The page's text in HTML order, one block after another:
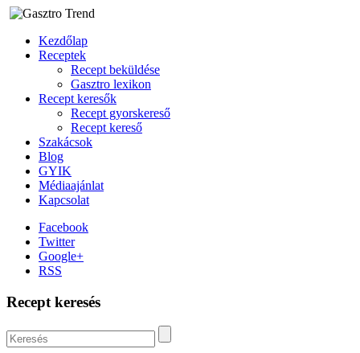
Kezdőlap
Receptek
Recept beküldése
Gasztro lexikon
Recept keresők
Recept gyorskereső
Recept kereső
Szakácsok
Blog
GYIK
Médiaajánlat
Kapcsolat
Facebook
Twitter
Google+
RSS
Recept keresés